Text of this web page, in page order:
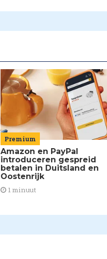
Premium
Amazon en PayPal
introduceren gespreid
betalen in Duitsland en
Oostenrijk
1 minuut